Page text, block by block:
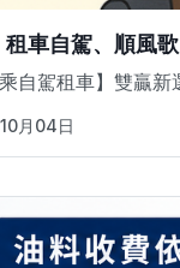
租車自駕、順風
自駕租車】雙贏
月04日